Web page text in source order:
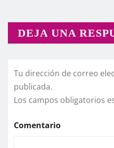
DEJA UNA
Tu dirección de correo
publicada.
Los campos obligatorios
Comentario